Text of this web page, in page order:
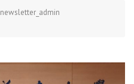
newsletter_admin